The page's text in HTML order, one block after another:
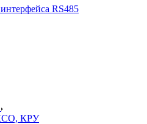
RS485
КРУ